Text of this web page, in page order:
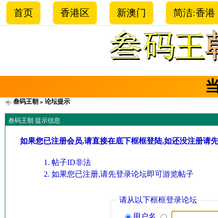
首页 香港区 新澳门 简洁:香港
叁码王朝 » 论坛提示
叁码王朝 提示信息
如果您已注册会员,请直接在底下框框登陆,如还没注册请
帖子ID非法
如果您已注册,请先登录论坛即可游览帖子
请从以下框框登录论坛
用户名